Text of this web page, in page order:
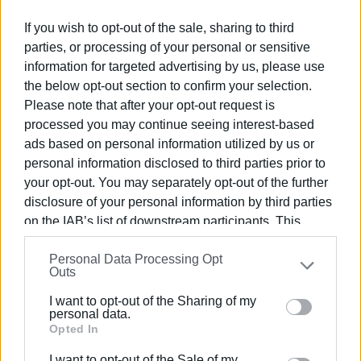
If you wish to opt-out of the sale, sharing to third
parties, or processing of your personal or sensitive
information for targeted advertising by us, please use
the below opt-out section to confirm your selection.
Please note that after your opt-out request is
processed you may continue seeing interest-based
ads based on personal information utilized by us or
personal information disclosed to third parties prior to
your opt-out. You may separately opt-out of the further
disclosure of your personal information by third parties
on the IAB’s list of downstream participants. This
information may also be disclosed by us to third parties
on theIAB’s List of Downstream Participants
that may
further disclose it to other third parties.
Please note that this website/app uses one or more
Google services and may gather and store information
Personal Data Processing Opt
Outs
I want to opt-out of the Sharing of my
personal data.
Opted In
οι νεαροί αθλητές του συλλόγου, επιβεβαιώνοντας ότι
το ταλέντο, η επιμονή και η συστηματική δουλειά
μπορούν να φέρουν αποτελέσματα ακόμη και όταν οι
υποδομές παραμένουν πίσω από τις ανάγκες του
κερκυραϊκού αθλητισμού.
Εμφανίσεις: 3408
ΣΠΥΡΟΣ ΠΙΚΟΥΛΑΣ
Πτυχιούχος Οικονομικών του Πανεπιστημίου